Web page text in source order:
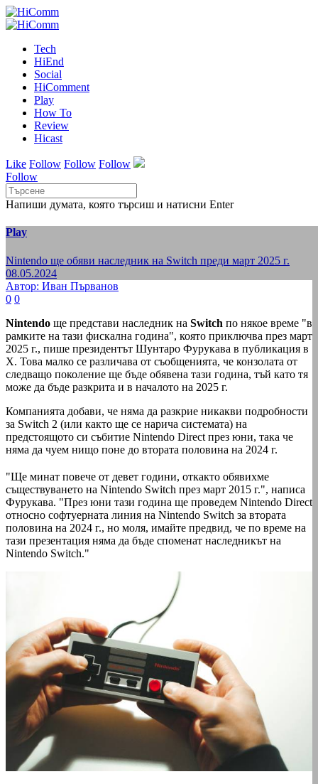
Tech
HiEnd
Social
HiComment
Play
How To
Review
Hicast
Like Follow Follow Follow
Follow
Напиши думата, която търсиш и натисни Enter
Play
Nintendo ще обяви наследник на Switch преди март 2025 г.
08.05.2024
Автор: Иван Първанов
0 0
Nintendo ще представи наследник на Switch по някое време "в
рамките на тази фискална година", която приключва през март
2025 г., пише президентът Шунтаро Фурукава в публикация в
X. Това малко се различава от съобщенията, че конзолата от
следващо поколение ще бъде обявена тази година, тъй като тя
може да бъде разкрита и в началото на 2025 г.
Компанията добави, че няма да разкрие никакви подробности
за Switch 2 (или както ще се нарича системата) на
предстоящото си събитие Nintendo Direct през юни, така че
няма да чуем нищо поне до втората половина на 2024 г.
"Ще минат повече от девет години, откакто обявихме
съществуването на Nintendo Switch през март 2015 г.", написа
Фурукава. "През юни тази година ще проведем Nintendo Direct
относно софтуерната линия на Nintendo Switch за втората
половина на 2024 г., но моля, имайте предвид, че по време на
тази презентация няма да бъде споменат наследникът на
Nintendo Switch."